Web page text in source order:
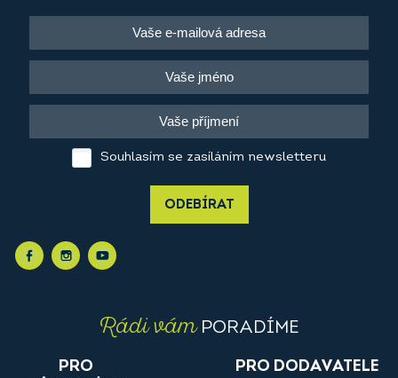
Souhlasím se zasíláním newsletteru
ODEBÍRAT
Rádi vámPORADÍME
PRO
PRO DODAVATELE